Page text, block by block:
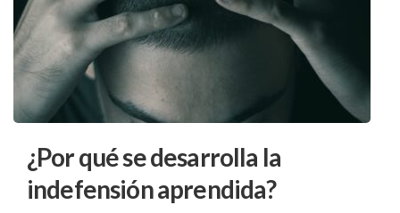
¿Por qué se desarrolla la
indefensión aprendida?